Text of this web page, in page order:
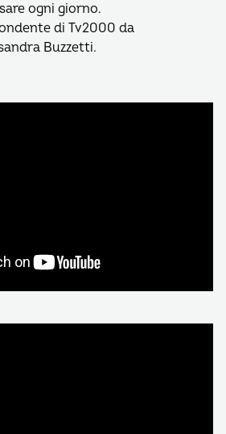
ogni giorno.
di Tv2000 da
Buzzetti.